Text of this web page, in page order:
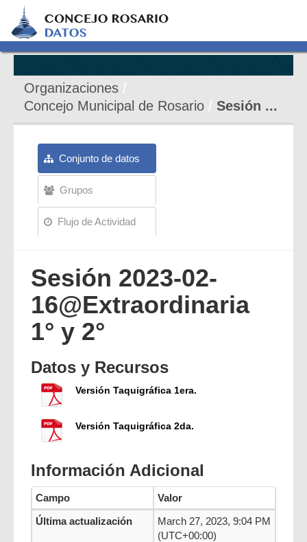
Organizaciones
Concejo Municipal de Rosario
Sesión ...
Conjunto de datos
Grupos
Flujo de Actividad
Sesión 2023-02-
16@Extraordinaria
1° y 2°
Datos y Recursos
Versión Taquigráfica 1era.
Versión Taquigráfica 2da.
Información Adicional
Campo
Valor
Última actualización
March 27, 2023, 9:04 PM
(UTC+00:00)